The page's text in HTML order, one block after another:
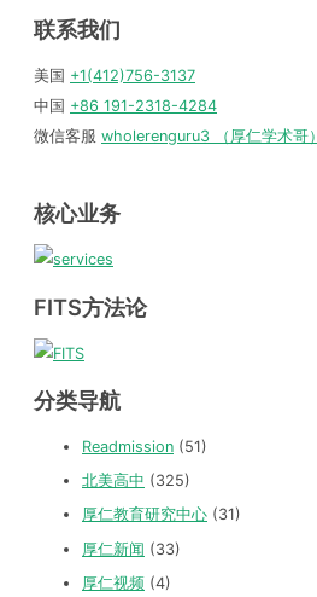
联系我们
美国 +1(412)756-3137
中国 +86 191-2318-4284
微信客服 wholerenguru3 （厚仁学术哥）
核心业务
FITS方法论
分类导航
Readmission (51)
北美高中 (325)
厚仁教育研究中心 (31)
厚仁新闻 (33)
厚仁视频 (4)